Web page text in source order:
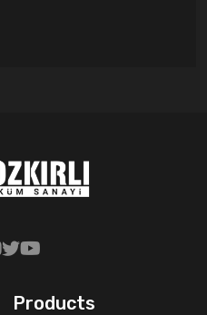
Products